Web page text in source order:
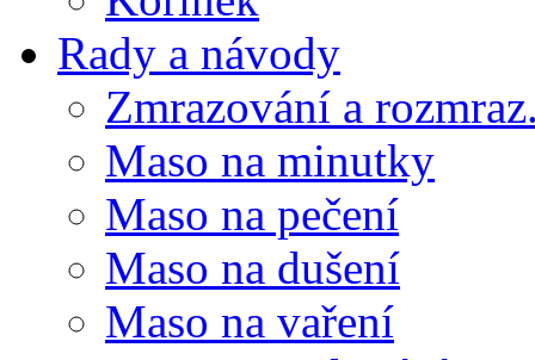
Rady a návody
Zmrazování a
Maso na minutky
Maso na pečení
Maso na dušení
Maso na vaření